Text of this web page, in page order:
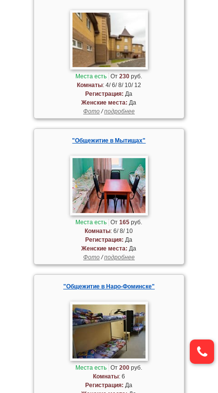
Места есть От230 руб.
Комнаты: 4/ 6/ 8/ 10/ 12
Регистрация: Да
Женские места: Да
Фото/подробнее
"Общежитие в Мытищах"
Места есть От165 руб.
Комнаты: 6/ 8/ 10
Регистрация: Да
Женские места: Да
Фото/подробнее
"Общежитие в Наро-Фоминске"
Места есть От200 руб.
Комнаты: 6
Регистрация: Да